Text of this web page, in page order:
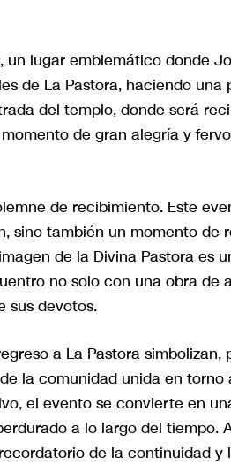
lugar emblemático donde
de La Pastora, haciendo una
del templo, donde será
de gran alegría y
de recibimiento. Este
sino también un momento de
de la Divina Pastora es
no solo con una obra de
sus devotos.
a La Pastora simbolizan,
la comunidad unida en torno
el evento se convierte en
a lo largo del tiempo.
de la continuidad y